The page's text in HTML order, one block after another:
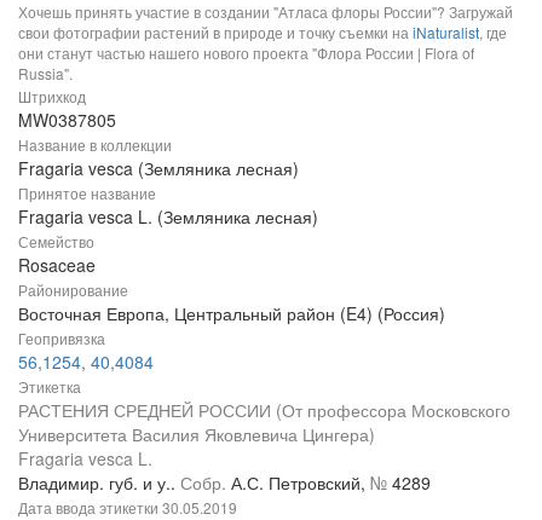
Хочешь принять участие в создании "Атласа флоры России"? Загружай
свои фотографии растений в природе и точку съемки на iNaturalist, где
они станут частью нашего нового проекта "Флора России | Flora of
Russia".
Штрихкод
MW0387805
Название в коллекции
Fragaria vesca (Земляника лесная)
Принятое название
Fragaria vesca L. (Земляника лесная)
Семейство
Rosaceae
Районирование
Восточная Европа, Центральный район (E4) (Россия)
Геопривязка
56,1254, 40,4084
Этикетка
РАСТЕНИЯ СРЕДНЕЙ РОССИИ (От профессора Московского
Университета Василия Яковлевича Цингера)
Fragaria vesca L.
Владимир. губ. и у.. Собр. А.С. Петровский, № 4289
Дата ввода этикетки 30.05.2019